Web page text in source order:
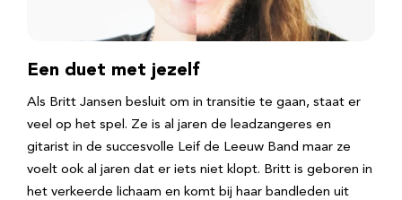
Een duet met jezelf
Als Britt Jansen besluit om in transitie te gaan, staat er
veel op het spel. Ze is al jaren de leadzangeres en
gitarist in de succesvolle Leif de Leeuw Band maar ze
voelt ook al jaren dat er iets niet klopt. Britt is geboren in
het verkeerde lichaam en komt bij haar bandleden uit